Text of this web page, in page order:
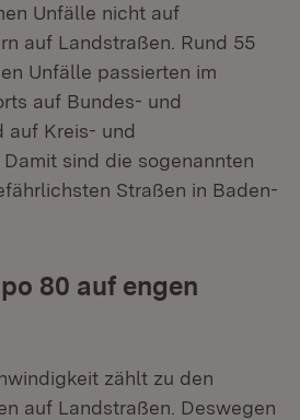
Unfälle nicht auf
auf Landstraßen. Rund 55
Unfälle passierten im
auf Bundes- und
auf Kreis- und
sind die sogenannten
Straßen in Baden-
80 auf engen
zählt zu den
auf Landstraßen. Deswegen